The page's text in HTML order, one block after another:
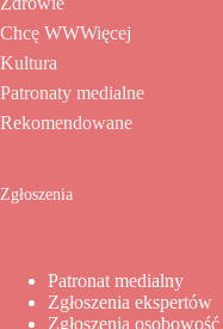
Chcę WWWięcej
Kultura
Patronaty medialne
Rekomendowane
Zgłoszenia
Patronat medialny
Zgłoszenia ekspertów
Zgłoszenia